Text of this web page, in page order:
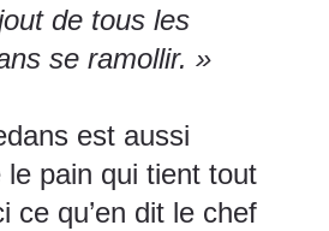
de tous les
se ramollir. »
est aussi
le pain qui tient tout
ce qu’en dit le chef